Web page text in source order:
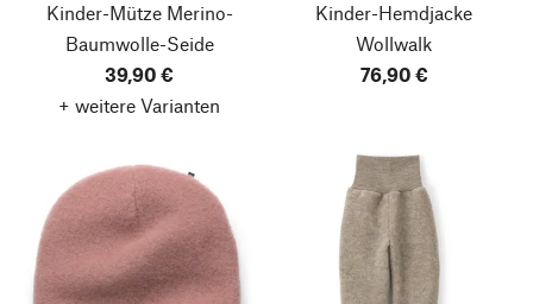
Kinder-Mütze Merino-
Baumwolle-Seide
39,90 €
+ weitere Varianten
Kinder-Hemdjacke
Wollwalk
76,90 €